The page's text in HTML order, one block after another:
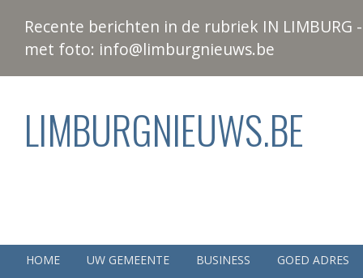
Recente berichten in de rubriek IN
met foto: info@limburgnieuws.be
LIMBURGNIEUWS.BE
HOME UW GEMEENTE BUSINESS
GOED ADRES